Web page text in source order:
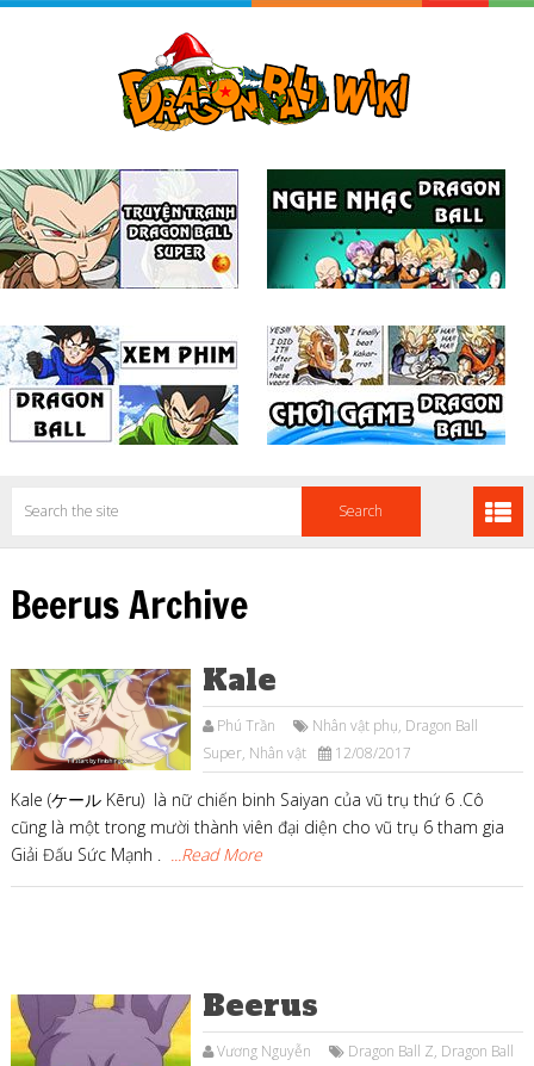
Beerus Archive
Kale
Phú Trần Nhân vật phụ, Dragon Ball
Super, Nhân vật 12/08/2017
Kale (ケール Kēru) là nữ chiến binh Saiyan của vũ trụ thứ 6 .Cô
cũng là một trong mười thành viên đại diện cho vũ trụ 6 tham gia
Giải Đấu Sức Mạnh . ...Read More
Beerus
Vương Nguyễn Dragon Ball Z, Dragon Ball